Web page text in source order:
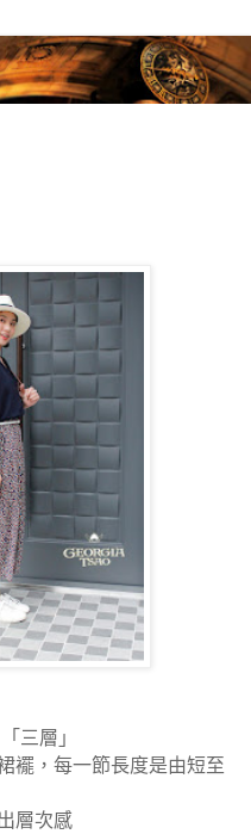
三層」
襬，每一節長度是由短至
層次感